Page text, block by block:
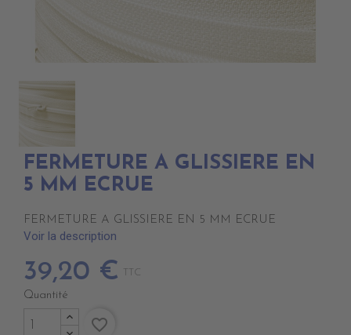
FERMETURE A GLISSIERE EN
5 MM ECRUE
FERMETURE A GLISSIERE EN 5 MM ECRUE
Voir la description
39,20 € TTC
Quantité
favorite_border